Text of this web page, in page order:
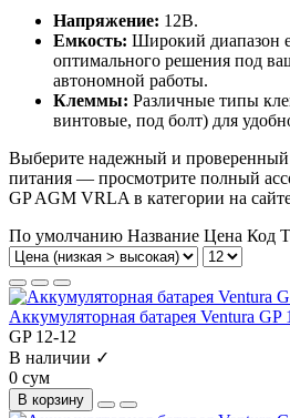
Напряжение: 12В.
Емкость: Широкий диапазон
оптимального решения под
автономной работы.
Клеммы: Различные типы
винтовые, под болт) для
Выберите надежный и проверенный
питания — просмотрите полный
GP AGM VRLA в категории на
По умолчанию Название Цена Код
Аккумуляторная батарея Ventura GP
GP 12-12
В наличии ✓
0 сум
В корзину